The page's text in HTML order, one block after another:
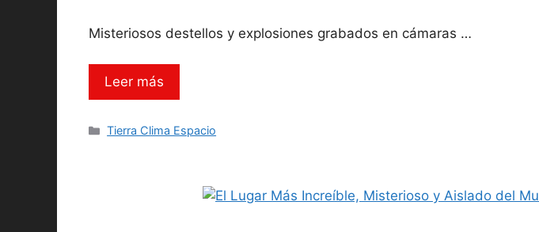
Misteriosos destellos y explosiones grabados en cámaras …
Leer más
Categorías
Tierra Clima Espacio